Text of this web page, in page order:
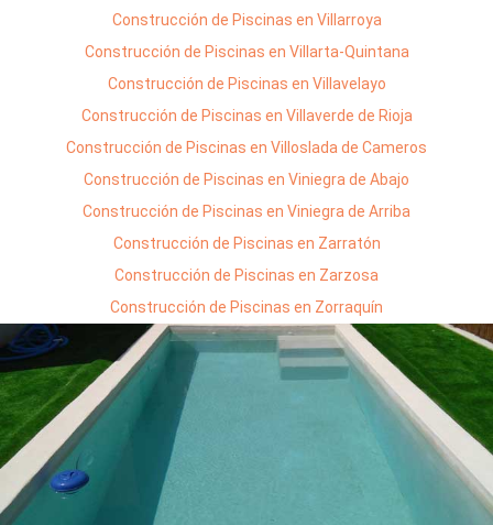
Construcción de Piscinas en Villarroya
Construcción de Piscinas en Villarta-Quintana
Construcción de Piscinas en Villavelayo
Construcción de Piscinas en Villaverde de Rioja
Construcción de Piscinas en Villoslada de Cameros
Construcción de Piscinas en Viniegra de Abajo
Construcción de Piscinas en Viniegra de Arriba
Construcción de Piscinas en Zarratón
Construcción de Piscinas en Zarzosa
Construcción de Piscinas en Zorraquín